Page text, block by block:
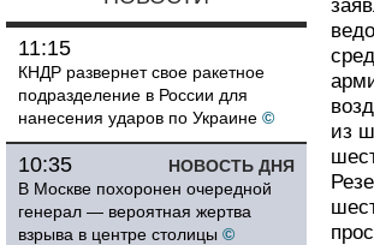
11:15
КНДР развернет свое ракетное
подразделение в России для
нанесения ударов по Украине ©
НОВОСТЬ ДНЯ
10:35
В Москве похоронен очередной
генерал — вероятная жертва
взрыва в центре столицы ©
из